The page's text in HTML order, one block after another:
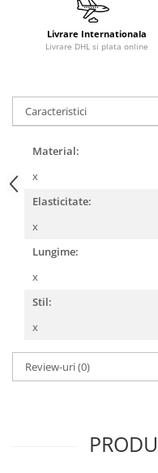
Livrare Internationala
Livrare DHL si plata online
Caracteristici
Material:
x
Elasticitate:
x
Lungime:
x
Stil:
x
Review-uri(0)